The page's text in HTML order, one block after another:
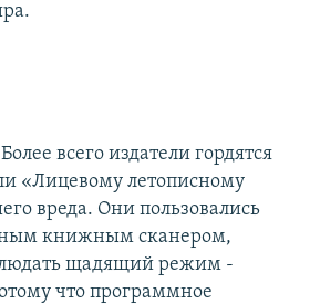
Более всего издатели гордятся
«Лицевому летописному
вреда. Они пользовались
книжным сканером,
щадящий режим -
что программное